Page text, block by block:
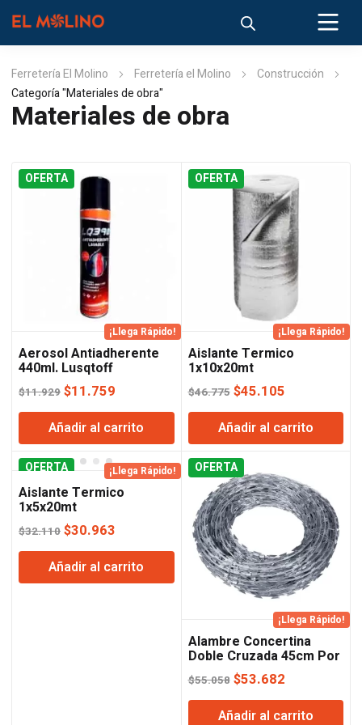
Ferretería El Molino Ferretería el Molino
Construcción
Categoría "Materiales de obra"
Materiales de obra
OFERTA
¡Llega Rápido!
Aerosol Antiadherente
440ml. Lusqtoff
$11.929 El
precio
original
era:
$11.929.
$11.759
precio
actual
es:
$11.759.
Añadir al carrito
OFERTA
¡Llega Rápido!
Aislante Termico
1x10x20mt
$46.775 El
precio
original
era:
$46.775.
$45.105El
precio
actual
es:
Añadir al carrito
OFERTA ¡Llega Rápido!
Aislante Termico
1x5x20mt
$32.110 El
precio
original
era:
$30.963
precio
actual
es:
Añadir al carrito
OFERTA
¡Llega Rápido!
Alambre Concertina
Doble Cruzada 45cm Por
10 Metros
$55.058 El
precio
original
$53.682El
precio
actual
Añadir al carrito